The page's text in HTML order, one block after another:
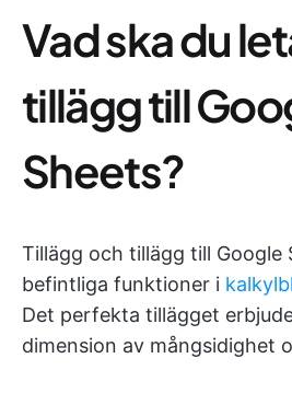
Vad ska du
tillägg till
Sheets?
Tillägg och tillägg till Google
befintliga funktioner i
Det perfekta tillägget
dimension av mångsidighet